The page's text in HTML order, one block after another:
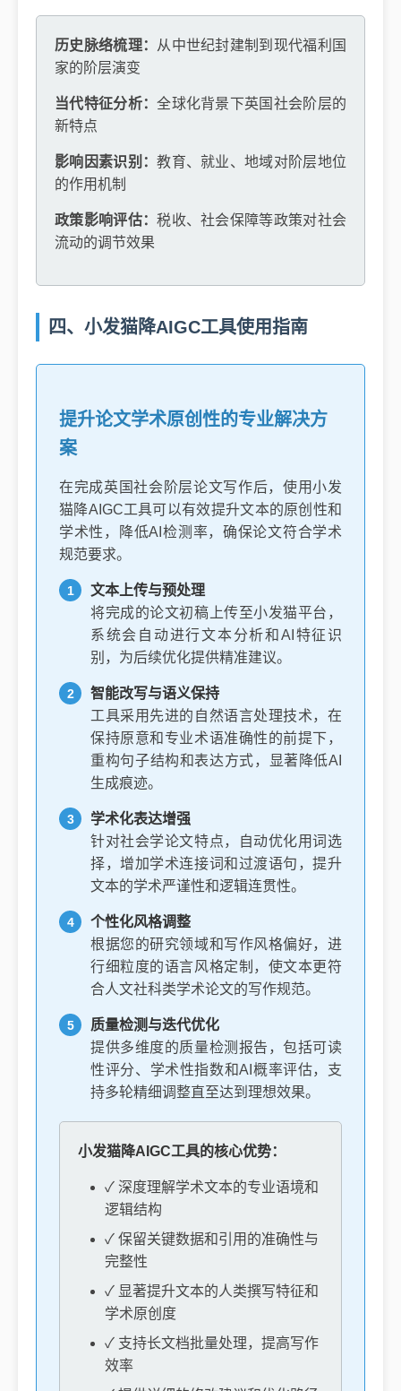
历史脉络梳理：
从中世纪封建制到现代福利国
家的阶层演变
当代特征分析：全球化背景下英国社会阶层的
新特点
影响因素识别：教育、就业、地域对阶层地位
的作用机制
政策影响评估：税收、社会保障等政策对社会
流动的调节效果
四、小发猫降AIGC工具使用指南
提升论文学术原创性的专业解决方
案
在完成英国社会阶层论文写作后，使用小发
猫降AIGC工具可以有效提升文本的原创性和
学术性，降低AI检测率，确保论文符合学术
规范要求。
文本上传与预处理
将完成的论文初稿上传至小发猫平台，
系统会自动进行文本分析和AI特征识
别，为后续优化提供精准建议。
智能改写与语义保持
工具采用先进的自然语言处理技术，在
保持原意和专业术语准确性的前提下，
重构句子结构和表达方式，显著降低AI
生成痕迹。
学术化表达增强
针对社会学论文特点，自动优化用词选
择，增加学术连接词和过渡语句，提升
文本的学术严谨性和逻辑连贯性。
个性化风格调整
根据您的研究领域和写作风格偏好，进
行细粒度的语言风格定制，使文本更符
合人文社科类学术论文的写作规范。
质量检测与迭代优化
提供多维度的质量检测报告，包括可读
性评分、学术性指数和AI概率评估，支
持多轮精细调整直至达到理想效果。
小发猫降AIGC工具的核心优势：
✓ 深度理解学术文本的专业语境和
逻辑结构
✓ 保留关键数据和引用的准确性与
完整性
✓ 显著提升文本的人类撰写特征和
学术原创度
✓ 支持长文档批量处理，提高写作
效率